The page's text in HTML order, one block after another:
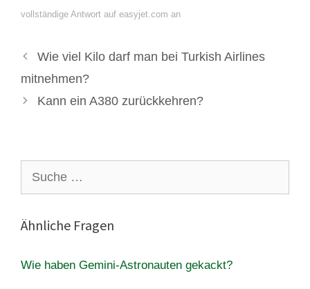
vollständige Antwort auf easyjet.com an
Wie viel Kilo darf man bei Turkish Airlines
mitnehmen?
Kann ein A380 zurückkehren?
nach:
Ähnliche Fragen
Wie haben Gemini-Astronauten gekackt?